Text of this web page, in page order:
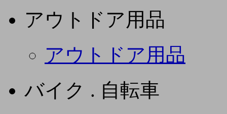
アウトドア用品
アウトドア用品
バイク . 自転車